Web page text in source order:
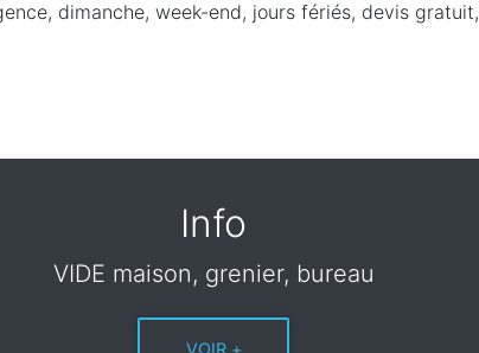
dimanche, week-end, jours fériés, devis
Info
VIDE maison, grenier, bureau